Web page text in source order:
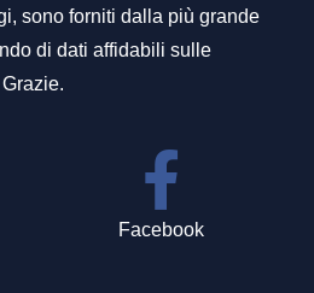
sono forniti dalla più grande
di dati affidabili sulle
Facebook